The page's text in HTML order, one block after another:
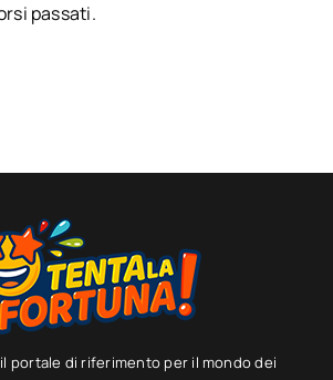
passati.
portale di riferimento per il mondo dei